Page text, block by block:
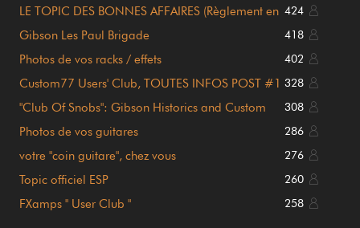
LE TOPIC DES BONNES AFFAIRES (Règlement en 424
Gibson Les Paul Brigade 418
Photos de vos racks / effets 402
Custom77 Users' Club, TOUTES INFOS POST #1 328
"Club Of Snobs": Gibson Historics and Custom
308
Photos de vos guitares 286
votre "coin guitare", chez vous 276
Topic officiel ESP 260
FXamps " User Club " 258